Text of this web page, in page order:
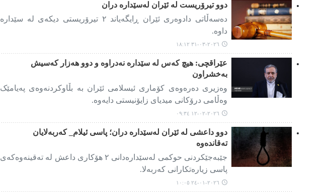
دوو تیرۆریست لە ئێران لەسێدارە دران
دەسەڵاتی دادوەری ئێران ڕایگەیاند ٢ تیرۆریستی دیکەی لە سێدارە
داوە.
٢٠٢٦-٠٣-٣١ ١٨:١٢
عێراقچی: هیچ کەس لە سێدارە نەدراوە و دوو هەزار کەسیش
بەخشراون
وەزیری دەرەوەی کۆماری ئیسلامی ئێران بە بڵاوکردنەوەی پەیامێک
وەڵامی درۆکانی میدیای زایۆنیستی دایەوە.
٢٠٢٦-٠٢-١٢ ٠٩:٣٤
دوو داعشی لە ئێران لەسێدارە دران؛ پاسی ئیلام_ کەربەلایان
تەقاندەوە
جێبەجێکردنی حوکمی لەسێدارەدانی ٢ هۆکاری داعش لە تەقینەوەکەی
پاسی زیارەتکارانی کەربەلا.
٢٠٢٦-٠١-٢٤ ١٠:٠٥